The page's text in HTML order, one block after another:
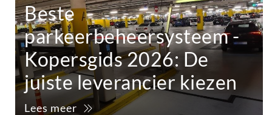
Beste
parkeerbeheersysteem -
Kopersgids 2026: De
juiste leverancier kiezen
Lees meer